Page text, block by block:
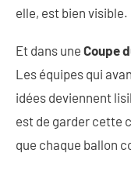
elle, est bien visible.
Et dans une Coupe
Les équipes qui
idées deviennent
est de garder cette
que chaque ballon